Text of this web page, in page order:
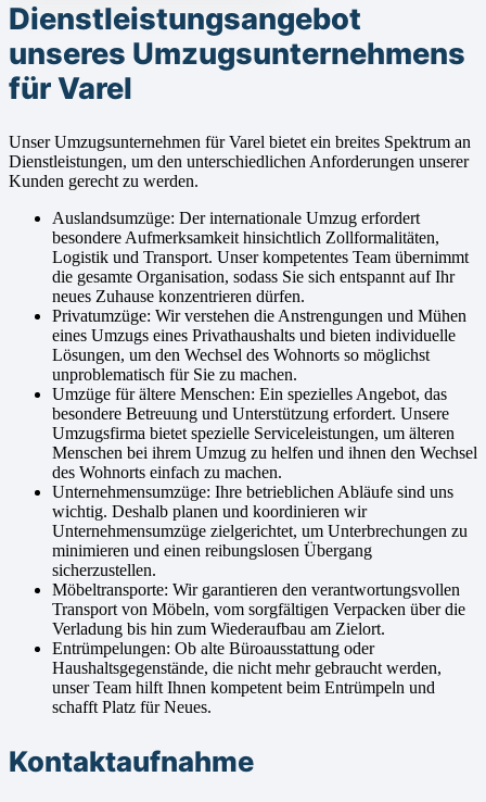
Dienstleistungsangebot
unseres Umzugsunternehmens
für Varel
Unser Umzugsunternehmen für Varel bietet ein breites Spektrum an
Dienstleistungen, um den unterschiedlichen Anforderungen unserer
Kunden gerecht zu werden.
Auslandsumzüge: Der internationale Umzug erfordert
besondere Aufmerksamkeit hinsichtlich Zollformalitäten,
Logistik und Transport. Unser kompetentes Team übernimmt
die gesamte Organisation, sodass Sie sich entspannt auf Ihr
neues Zuhause konzentrieren dürfen.
Privatumzüge: Wir verstehen die Anstrengungen und Mühen
eines Umzugs eines Privathaushalts und bieten individuelle
Lösungen, um den Wechsel des Wohnorts so möglichst
unproblematisch für Sie zu machen.
Umzüge für ältere Menschen: Ein spezielles Angebot, das
besondere Betreuung und Unterstützung erfordert. Unsere
Umzugsfirma bietet spezielle Serviceleistungen, um älteren
Menschen bei ihrem Umzug zu helfen und ihnen den Wechsel
des Wohnorts einfach zu machen.
Unternehmensumzüge: Ihre betrieblichen Abläufe sind uns
wichtig. Deshalb planen und koordinieren wir
Unternehmensumzüge zielgerichtet, um Unterbrechungen zu
minimieren und einen reibungslosen Übergang
sicherzustellen.
Möbeltransporte: Wir garantieren den verantwortungsvollen
Transport von Möbeln, vom sorgfältigen Verpacken über die
Verladung bis hin zum Wiederaufbau am Zielort.
Entrümpelungen: Ob alte Büroausstattung oder
Haushaltsgegenstände, die nicht mehr gebraucht werden,
unser Team hilft Ihnen kompetent beim Entrümpeln und
schafft Platz für Neues.
Kontaktaufnahme